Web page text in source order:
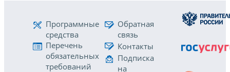
Программные
средства
Перечень
обязательных
требований
Обратная
связь
Контакты
Подписка
на